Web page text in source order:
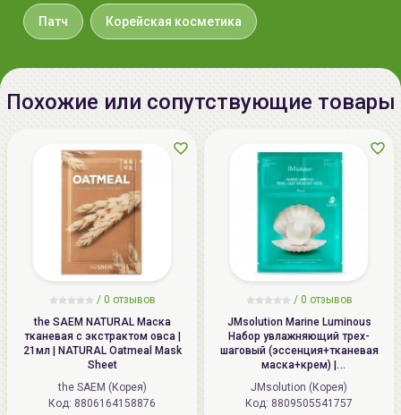
Патч Корейская косметика
Похожие или сопутствующие товары
/ 0 отзывов
the SAEM NATURAL Маска
тканевая с экстрактом овса |
21мл | NATURAL Oatmeal Mask
Sheet
the SAEM (Корея)
Код: 8806164158876
/ 0 отзывов
JMsolution Marine Luminous
Набор увлажняющий трех-
шаговый (эссенция+тканевая
маска+крем) |
1.5мл+27мл+1.5мл | Marine
Luminous Pearl Deep Moisture
Mask
JMsolution (Корея)
Код: 8809505541757